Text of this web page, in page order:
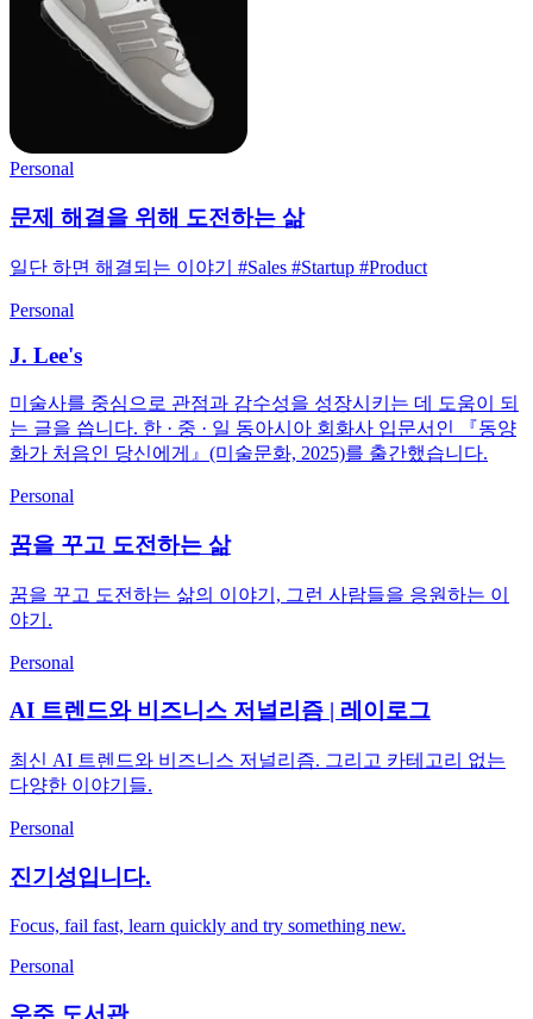
Personal
문제 해결을 위해 도전하는 삶
일단 하면 해결되는 이야기 #Sales #Startup #Product
Personal
J. Lee's
미술사를 중심으로 관점과 감수성을 성장시키는 데 도움이 되
는 글을 씁니다. 한 · 중 · 일 동아시아 회화사 입문서인 『동양
화가 처음인 당신에게』(미술문화, 2025)를 출간했습니다.
Personal
꿈을 꾸고 도전하는 삶
꿈을 꾸고 도전하는 삶의 이야기, 그런 사람들을 응원하는 이
야기.
Personal
AI 트렌드와 비즈니스 저널리즘 | 레이로그
최신 AI 트렌드와 비즈니스 저널리즘. 그리고 카테고리 없는
다양한 이야기들.
Personal
진기성입니다.
Focus, fail fast, learn quickly and try something new.
Personal
우주 도서관